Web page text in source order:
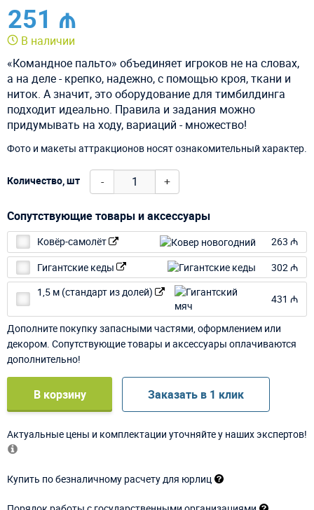
251 ₼
В наличии
«Командное пальто» объединяет игроков не на словах,
а на деле - крепко, надежно, с помощью кроя, ткани и
ниток. А значит, это оборудование для тимбилдинга
подходит идеально. Правила и задания можно
придумывать на ходу, вариаций - множество!
Фото и макеты аттракционов носят ознакомительный характер.
Количество, шт - +
Сопутствующие товары и аксессуары
Ковёр-самолёт
263 ₼
Гигантские кеды
302 ₼
1,5 м (стандарт из долей)
431 ₼
Дополните покупку запасными частями, оформлением или
декором. Сопутствующие товары и аксессуары оплачиваются
дополнительно!
В корзину Заказать в 1 клик
Актуальные цены и комплектации уточняйте у наших экспертов!
Купить по безналичному расчету для юрлиц